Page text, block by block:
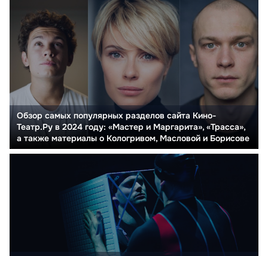
Обзор самых популярных разделов сайта Кино-
Театр.Ру в 2024 году: «Мастер и Маргарита», «Трасса»,
а также материалы о Кологривом, Масловой и Борисове